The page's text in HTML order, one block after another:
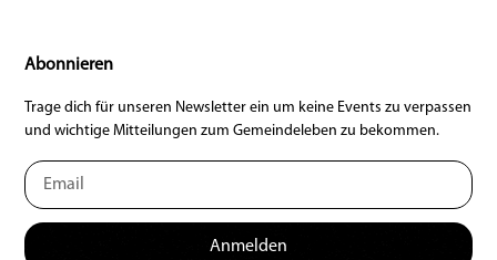
Abonnieren
Trage dich für unseren Newsletter ein um keine Events zu verpassen
und wichtige Mitteilungen zum Gemeindeleben zu bekommen.